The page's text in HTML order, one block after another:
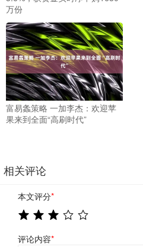
万份
富易螽策略 一加李杰：欢迎苹
果来到全面“高刷时代”
相关评论
本文评分*
评论内容*